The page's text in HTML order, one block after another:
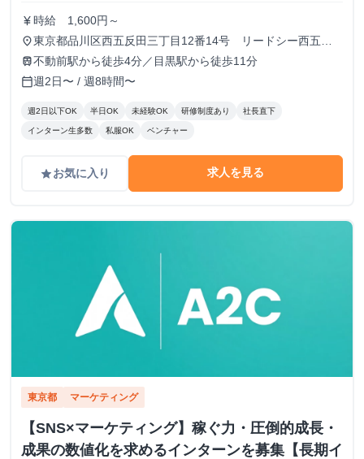
currency_yen 時給 1,600円～
place東京都品川区西五反田三丁目12番14号 リードシー西五反
田ビル7-8階（受付8階）
train不動前駅から徒歩4分／目黒駅から徒歩11分
calendar_today週2日〜 / 週8時間〜
週2日以下OK 半日OK 未経験OK 研修制度あり 社長直下
インターン生多数 私服OK ベンチャー
gradeお気に入り 求人を見る
東京都 マーケティング
【SNS×マーケティング】稼ぐ力・圧倒的成長・
成果の数値化を求めるインターンを募集【長期イ